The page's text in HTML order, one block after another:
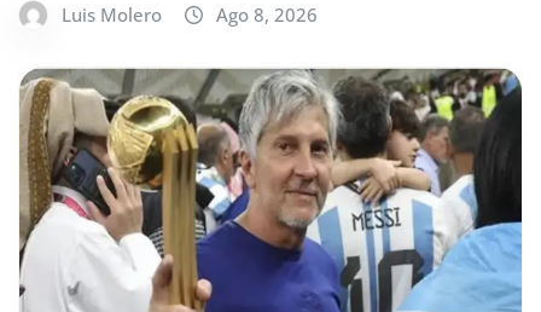
Luis Molero Ago 8, 2026